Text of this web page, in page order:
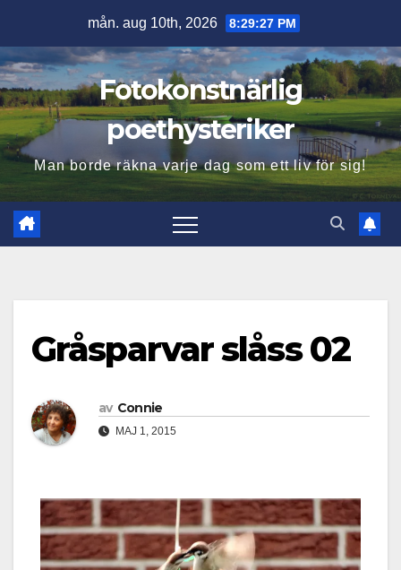
innehåll
mån. aug 10th, 2026 8:29:28 PM
Fotokonstnärlig
poethysteriker
Man borde räkna varje dag som ett liv för sig!
Gråsparvar slåss 02
av Connie
MAJ 1, 2015